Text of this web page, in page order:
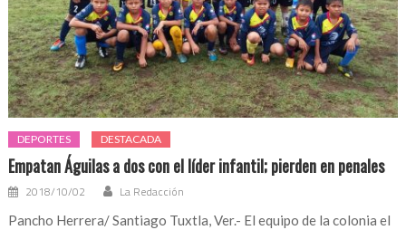
DEPORTES DESTACADA
Empatan Águilas a dos con el líder infantil; pierden en penales
2018/10/02 La Redacción
Pancho Herrera/ Santiago Tuxtla, Ver.- El equipo de la colonia el